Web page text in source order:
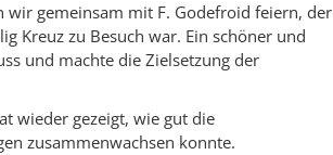
wir gemeinsam mit F. Godefroid feiern, der
Kreuz zu Besuch war. Ein schöner und
und machte die Zielsetzung der
wieder gezeigt, wie gut die
zusammenwachsen konnte.